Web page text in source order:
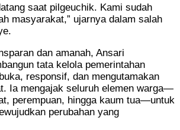
saat pilgeuchik. Kami sudah
masyarakat,” ujarnya dalam salah
dan amanah, Ansari
tata kelola pemerintahan
responsif, dan mengutamakan
Ia mengajak seluruh elemen warga—
perempuan, hingga kaum tua—untuk
perubahan yang